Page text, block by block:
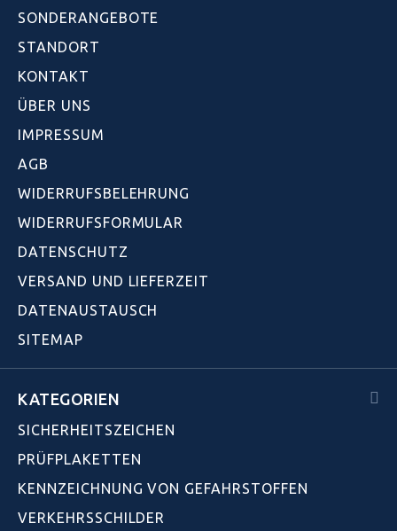
SONDERANGEBOTE
STANDORT
KONTAKT
ÜBER UNS
IMPRESSUM
AGB
WIDERRUFSBELEHRUNG
WIDERRUFSFORMULAR
DATENSCHUTZ
VERSAND UND LIEFERZEIT
DATENAUSTAUSCH
SITEMAP
KATEGORIEN
SICHERHEITSZEICHEN
PRÜFPLAKETTEN
KENNZEICHNUNG VON GEFAHRSTOFFEN
VERKEHRSSCHILDER